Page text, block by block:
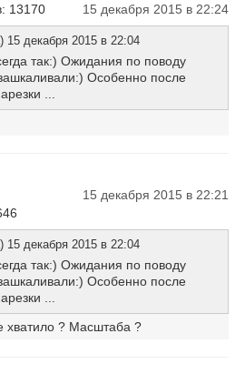
13170 15 декабря 2015 в 22:24
15 декабря 2015 в 22:04
так:) Ожидания по поводу
Особенно после
...
15 декабря 2015 в 22:21
15 декабря 2015 в 22:04
так:) Ожидания по поводу
Особенно после
...
хватило ? Масштаба ?